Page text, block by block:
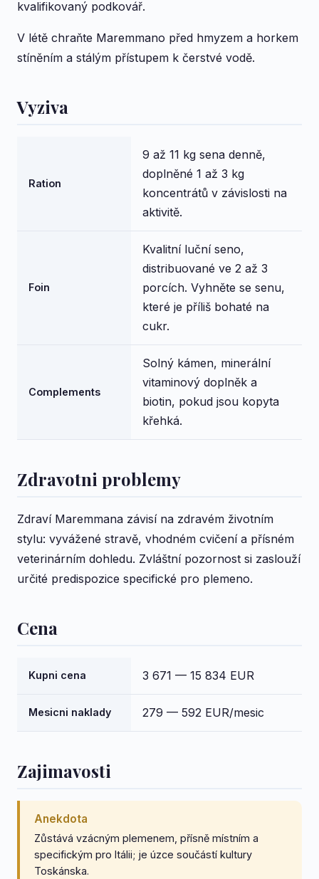
kvalifikovaný podkovář.
V létě chraňte Maremmano před hmyzem a horkem
stíněním a stálým přístupem k čerstvé vodě.
Vyziva
Ration
9 až 11 kg sena denně,
doplněné 1 až 3 kg
koncentrátů v závislosti na
aktivitě.
Foin
Kvalitní luční seno,
distribuované ve 2 až 3
porcích. Vyhněte se senu,
které je příliš bohaté na
cukr.
Complements
Solný kámen, minerální
vitaminový doplněk a
biotin, pokud jsou kopyta
křehká.
Zdravotni problemy
Zdraví Maremmana závisí na zdravém životním
stylu: vyvážené stravě, vhodném cvičení a přísném
veterinárním dohledu. Zvláštní pozornost si zaslouží
určité predispozice specifické pro plemeno.
Cena
Kupni cena 3 671 — 15 834 EUR
Mesicni naklady 279 — 592 EUR/mesic
Zajimavosti
Anekdota
Zůstává vzácným plemenem, přísně místním a
specifickým pro Itálii; je úzce součástí kultury
Toskánska.